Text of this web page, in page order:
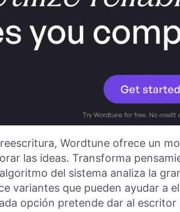
Wordtune ofrece un
las ideas. Transforma
del sistema analiza la
variantes que pueden ayudar a
opción pretende dar al